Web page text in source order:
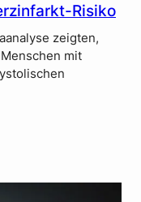
Risiko
zeigten,
mit